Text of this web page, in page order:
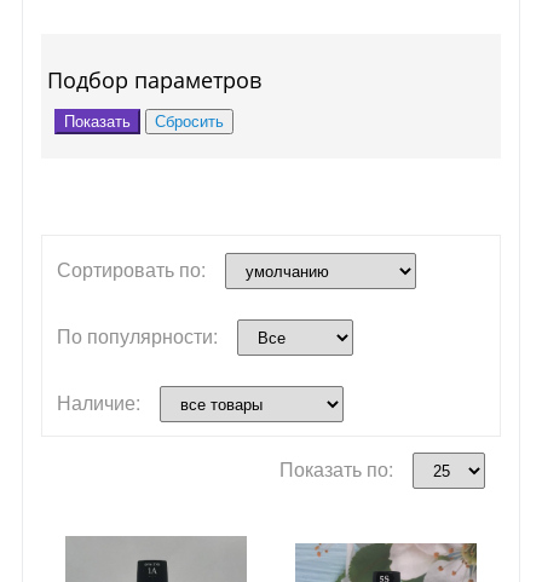
Подбор параметров
Сортировать по:
По популярности:
Наличие:
Показать по: